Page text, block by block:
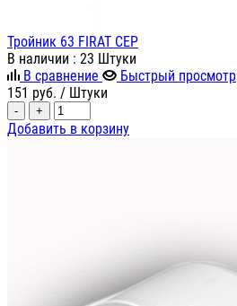
Тройник 63 FIRAT СЕР
В наличии : 23 Штуки
В сравнение
Быстрый просмотр
151 руб. / Штуки
- +
Добавить в корзину